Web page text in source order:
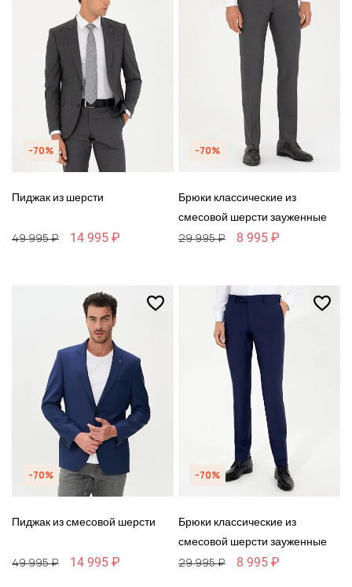
-70%
Пиджак из шерсти
49 995 ₽ 14 995 ₽
-70%
Брюки классические из
смесовой шерсти зауженные
29 995 ₽ 8 995 ₽
-70%
Пиджак из смесовой шерсти
49 995 ₽ 14 995 ₽
-70%
Брюки классические из
смесовой шерсти зауженные
29 995 ₽ 8 995 ₽